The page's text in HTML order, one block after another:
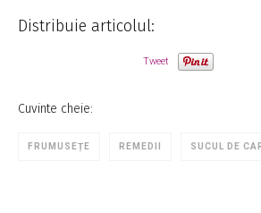
Distribuie articolul:
Tweet
Cuvinte cheie:
FRUMUSEȚE REMEDII SUCUL DE